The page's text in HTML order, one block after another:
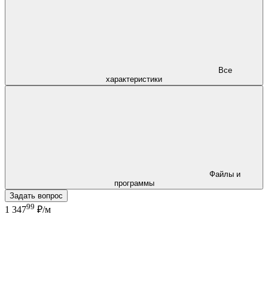
характеристики
программы
Задать вопрос
1 34799 ₽/м